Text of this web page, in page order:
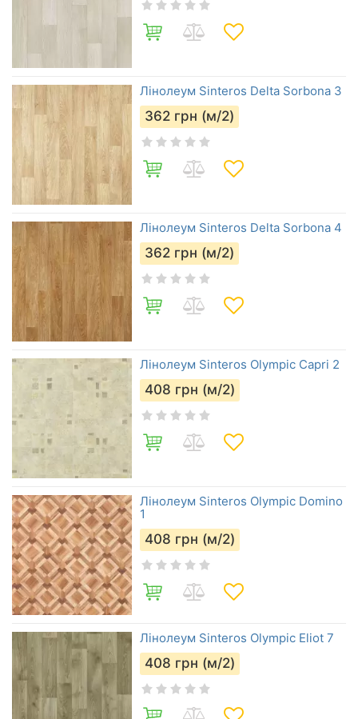
Лінолеум Sinteros Delta Sorbona 3
362 грн (м/2)
Лінолеум Sinteros Delta Sorbona 4
362 грн (м/2)
Лінолеум Sinteros Olympic Capri 2
408 грн (м/2)
Лінолеум Sinteros Olympic Domino
1
408 грн (м/2)
Лінолеум Sinteros Olympic Eliot 7
408 грн (м/2)